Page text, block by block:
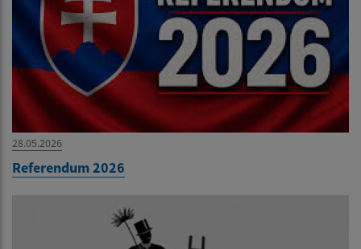
28.05.2026
Referendum 2026